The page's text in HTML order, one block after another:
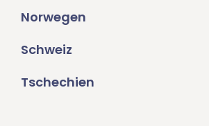
Norwegen
Schweiz
Tschechien